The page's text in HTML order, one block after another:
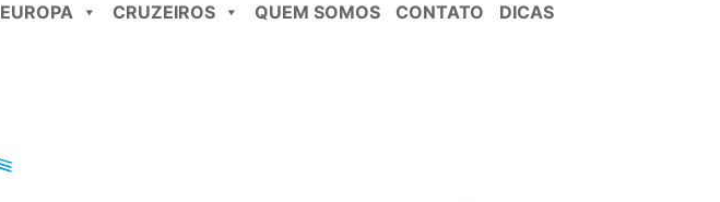
EUROPA CRUZEIROS QUEM SOMOS CONTATO DICAS